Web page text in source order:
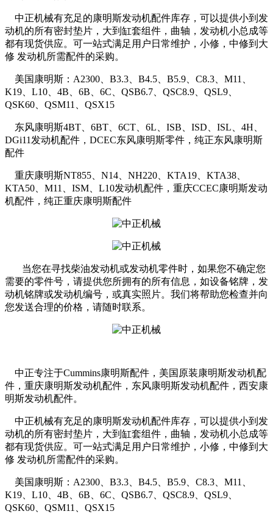
中正机械有充足的康明斯发动机配件库存，可以提供小到发
动机的所有密封垫片，大到缸套组件，曲轴，发动机小总成等
都有现货供应。可一站式满足用户日常维护，小修，中修到大
修 发动机所需配件的采购。
美国康明斯：A2300、B3.3、B4.5、B5.9、C8.3、M11、
K19、L10、4B、6B、6C、QSB6.7、QSC8.9、QSL9、
QSK60、QSM11、QSX15
东风康明斯4BT、6BT、6CT、6L、ISB、ISD、ISL、4H、
DGi11发动机配件，DCEC东风康明斯零件，纯正东风康明斯
配件
重庆康明斯NT855、N14、NH220、KTA19、KTA38、
KTA50、M11、ISM、L10发动机配件，重庆CCEC康明斯发动
机配件，纯正重庆康明斯配件
当您在寻找柴油发动机或发动机零件时，如果您不确定您
需要的零件号，请提供您所拥有的所有信息，如设备铭牌，发
动机铭牌或发动机编号，或真实照片。我们将帮助您检查并向
您发送合理的价格，请随时联系。
中正专注于Cummins康明斯配件，美国原装康明斯发动机配
件，重庆康明斯发动机配件，东风康明斯发动机配件，西安康
明斯发动机配件。
中正机械有充足的康明斯发动机配件库存，可以提供小到发
动机的所有密封垫片，大到缸套组件，曲轴，发动机小总成等
都有现货供应。可一站式满足用户日常维护，小修，中修到大
修 发动机所需配件的采购。
美国康明斯：A2300、B3.3、B4.5、B5.9、C8.3、M11、
K19、L10、4B、6B、6C、QSB6.7、QSC8.9、QSL9、
QSK60、QSM11、QSX15